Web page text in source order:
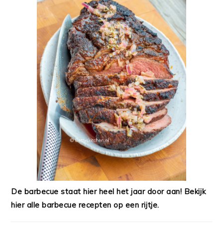
De barbecue staat hier heel het jaar door aan! Bekijk
hier alle barbecue recepten op een rijtje.